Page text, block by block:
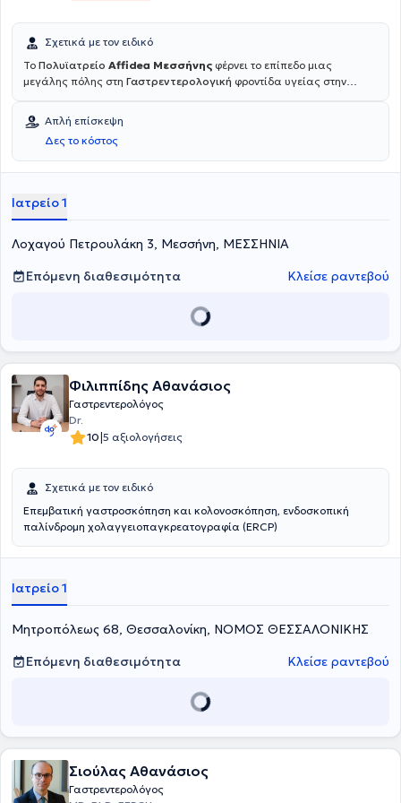
Σχετικά με τον ειδικό
Το Πολυϊατρείο Affidea Μεσσήνης φέρνει το επίπεδο μιας
μεγάλης πόλης στη Γαστρεντερολογική φροντίδα υγείας στην
εξοπλισμό, οι κάτοικοι της περιοχής έχουν πλέον πρόσβαση σε
ολοκληρωμένες διαγνωστικές υπηρεσίες χωρίς να χρειαστεί να
μετακινηθούν στα αστικά κέντρα.
Απλή επίσκεψη
Δες το κόστος
Ιατρείο 1
Λοχαγού Πετρουλάκη 3, Μεσσήνη, ΜΕΣΣΗΝΙΑ
Επόμενη διαθεσιμότητα
Κλείσε ραντεβού
Φιλιππίδης Αθανάσιος
Γαστρεντερολόγος
Dr.
10|5 αξιολογήσεις
Σχετικά με τον ειδικό
Επεμβατική γαστροσκόπηση και κολονοσκόπηση, ενδοσκοπική
παλίνδρομη χολαγγειοπαγκρεατογραφία (ERCP)
Ιατρείο 1
Μητροπόλεως 68, Θεσσαλονίκη, ΝΟΜΟΣ ΘΕΣΣΑΛΟΝΙΚΗΣ
Επόμενη διαθεσιμότητα
Κλείσε ραντεβού
Σιούλας Αθανάσιος
Γαστρεντερολόγος